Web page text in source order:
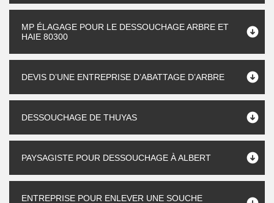
MP ÉLAGAGE POUR LE DESSOUCHAGE ARBRE ET
HAIE 80300
DEVIS D’UNE ENTREPRISE D’ABATTAGE D’ARBRE
DESSOUCHAGE DE THUYAS
PAYSAGISTE POUR DESSOUCHAGE À ALBERT
ENTREPRISE POUR ENLEVER UNE SOUCHE